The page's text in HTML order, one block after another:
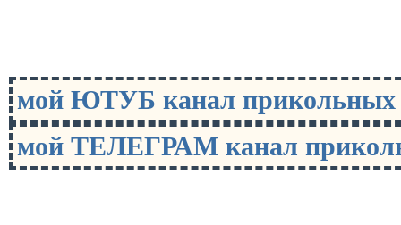
мой ЮТУБ канал
мой ТЕЛЕГРАМ канал